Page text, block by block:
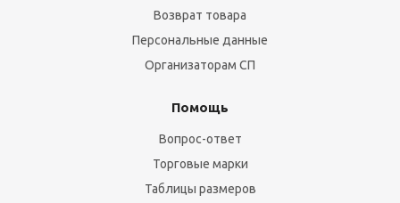
Возврат товара
Персональные данные
Организаторам СП
Помощь
Вопрос-ответ
Торговые марки
Таблицы размеров